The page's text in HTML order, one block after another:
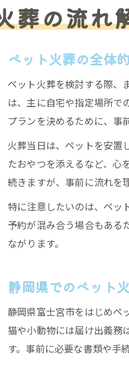
葬を後悔なく行うための心構
ト火葬時に大切にしたい心
しない見送り方を実現するポ
ト火葬前に家族で話し合う
宮市で安心できる火葬の心
ト火葬後の気持ちの整理と
る静岡県のペット火葬とは
で行うペット火葬の流れと
ペット火葬のメリットと選び
県で選べる自宅ペット火葬サ
ト火葬の際に準備しておく
火葬で後悔しないためのポイ
ト火葬の手順を分かりやす
ト火葬後の遺骨の扱いと返
して見送るためのペット火
葬の流れ
ペット火葬の全体
ペット火葬を検討する際、
は、主に自宅や指定場所で
プランを決めるために、事
火葬当日は、ペットを安置
たおやつを添えるなど、心
続きますが、事前に流れを
特に注意したいのは、ペッ
予約が混み合う場合もある
ながります。
静岡県でのペット
静岡県富士宮市をはじめペ
猫や小動物には届け出義務
す。事前に必要な書類や手